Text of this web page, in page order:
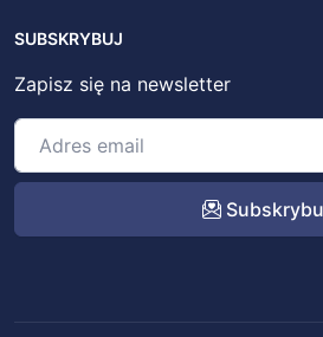
SUBSKRYBUJ
Zapisz się na newsletter